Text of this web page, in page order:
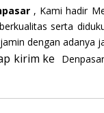
, Kami hadir
serta
dengan adanya
kirim ke